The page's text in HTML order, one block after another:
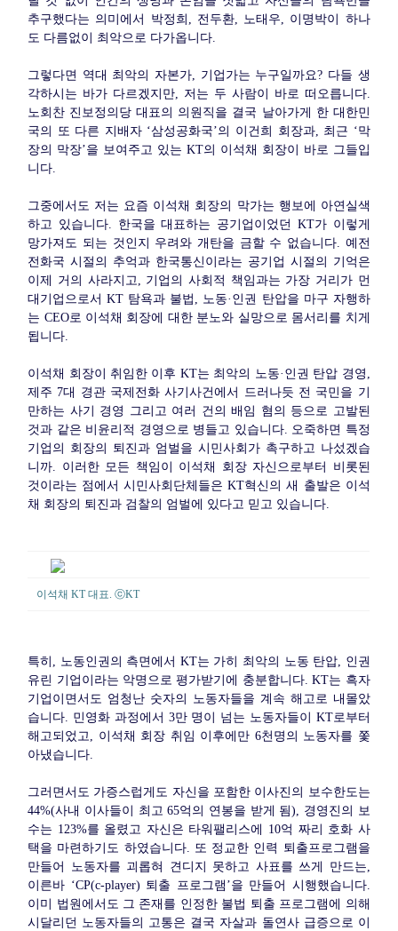
추구했다는 의미에서 박정희, 전두환, 노태우, 이명박이 하나
도 다름없이 최악으로 다가옵니다.
그렇다면 역대 최악의 자본가, 기업가는 누구일까요? 다들 생
각하시는 바가 다르겠지만, 저는 두 사람이 바로 떠오릅니다.
노회찬 진보정의당 대표의 의원직을 결국 날아가게 한 대한민
국의 또 다른 지배자 ‘삼성공화국’의 이건희 회장과, 최근 ‘막
장의 막장’을 보여주고 있는 KT의 이석채 회장이 바로 그들입
니다.
그중에서도 저는 요즘 이석채 회장의 막가는 행보에 아연실색
하고 있습니다. 한국을 대표하는 공기업이었던 KT가 이렇게
망가져도 되는 것인지 우려와 개탄을 금할 수 없습니다. 예전
전화국 시절의 추억과 한국통신이라는 공기업 시절의 기억은
이제 거의 사라지고, 기업의 사회적 책임과는 가장 거리가 먼
대기업으로서 KT 탐욕과 불법, 노동·인권 탄압을 마구 자행하
는 CEO로 이석채 회장에 대한 분노와 실망으로 몸서리를 치게
됩니다.
이석채 회장이 취임한 이후 KT는 최악의 노동·인권 탄압 경영,
제주 7대 경관 국제전화 사기사건에서 드러나듯 전 국민을 기
만하는 사기 경영 그리고 여러 건의 배임 혐의 등으로 고발된
것과 같은 비윤리적 경영으로 병들고 있습니다. 오죽하면 특정
기업의 회장의 퇴진과 엄벌을 시민사회가 촉구하고 나섰겠습
니까. 이러한 모든 책임이 이석채 회장 자신으로부터 비롯된
것이라는 점에서 시민사회단체들은 KT혁신의 새 출발은 이석
채 회장의 퇴진과 검찰의 엄벌에 있다고 믿고 있습니다.
이석채 KT 대표. ⓒKT
특히, 노동인권의 측면에서 KT는 가히 최악의 노동 탄압, 인권
유린 기업이라는 악명으로 평가받기에 충분합니다. KT는 흑자
기업이면서도 엄청난 숫자의 노동자들을 계속 해고로 내몰았
습니다. 민영화 과정에서 3만 명이 넘는 노동자들이 KT로부터
해고되었고, 이석채 회장 취임 이후에만 6천명의 노동자를 쫓
아냈습니다.
그러면서도 가증스럽게도 자신을 포함한 이사진의 보수한도는
44%(사내 이사들이 최고 65억의 연봉을 받게 됨), 경영진의 보
수는 123%를 올렸고 자신은 타워팰리스에 10억 짜리 호화 사
택을 마련하기도 하였습니다. 또 정교한 인력 퇴출프로그램을
만들어 노동자를 괴롭혀 견디지 못하고 사표를 쓰게 만드는,
이른바 ‘CP(c-player) 퇴출 프로그램’을 만들어 시행했습니다.
이미 법원에서도 그 존재를 인정한 불법 퇴출 프로그램에 의해
시달리던 노동자들의 고통은 결국 자살과 돌연사 급증으로 이